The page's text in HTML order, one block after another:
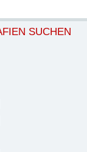
SUCHEN